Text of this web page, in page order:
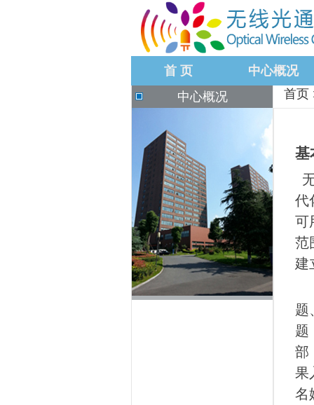
首 页
中心概况
中心概况
首页
基
代
可
范
建
题
题
部
果
名